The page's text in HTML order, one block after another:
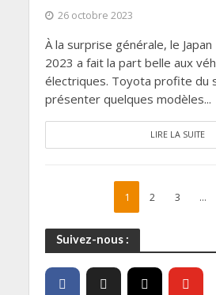
26 octobre 2023
À la surprise générale, le
2023 a fait la part belle aux
électriques. Toyota profite du
présenter quelques modèles...
LIRE LA SUITE
1 2 3 …
Suivez-nous :